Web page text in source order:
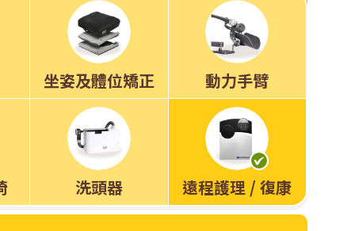
坐姿及體位矯正 動力手臂
洗頭器 遠程護理 / 復康